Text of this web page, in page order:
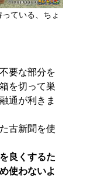
ている、ちょ
要な部分を
を切って巣
通が利きま
古新聞を使
良くするた
使わないよ